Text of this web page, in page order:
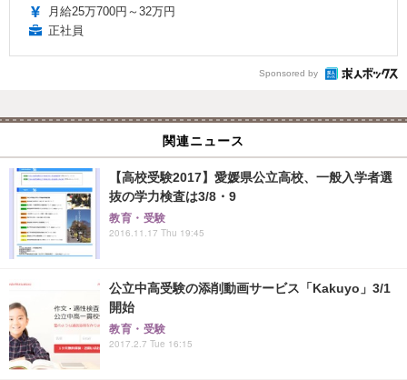
月給25万700円～32万円
正社員
Sponsored by
関連ニュース
【高校受験2017】愛媛県公立高校、一般入学者選
抜の学力検査は3/8・9
教育・受験
2016.11.17 Thu 19:45
公立中高受験の添削動画サービス「Kakuyo」3/1
開始
教育・受験
2017.2.7 Tue 16:15